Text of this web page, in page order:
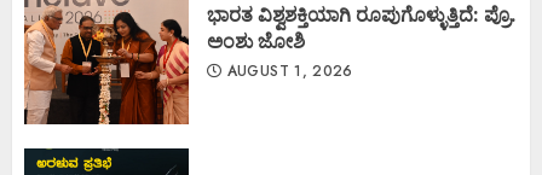
ಭಾರತ ವಿಶ್ವಶಕ್ತಿಯಾಗಿ ರೂಪುಗೊಳ್ಳುತ್ತಿದೆ: ಪ್ರೊ.
ಅಂಶು ಜೋಶಿ
AUGUST 1, 2026